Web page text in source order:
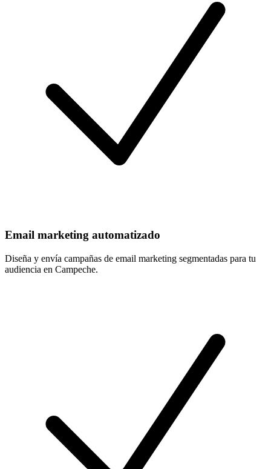
Email marketing automatizado
Diseña y envía campañas de email marketing segmentadas para tu
audiencia en Campeche.